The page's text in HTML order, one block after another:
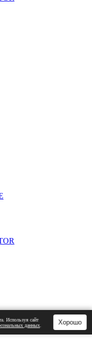
Используя сайт
данных Хорошо